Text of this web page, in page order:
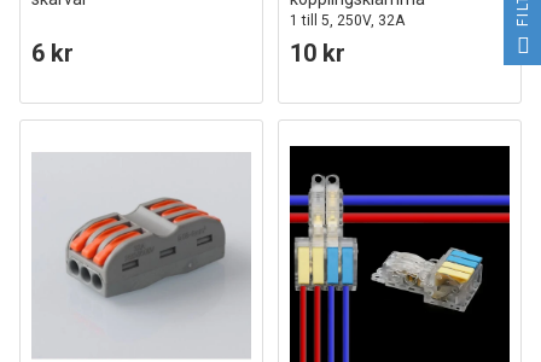
6 kr
1 till 5, 250V, 32A
10 kr